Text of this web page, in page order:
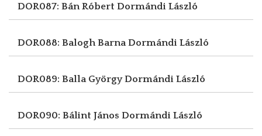
DOR087: Bán Róbert Dormándi László
DOR088: Balogh BarnaDormándi László
DOR089: Balla GyörgyDormándi László
DOR090: Bálint János Dormándi László